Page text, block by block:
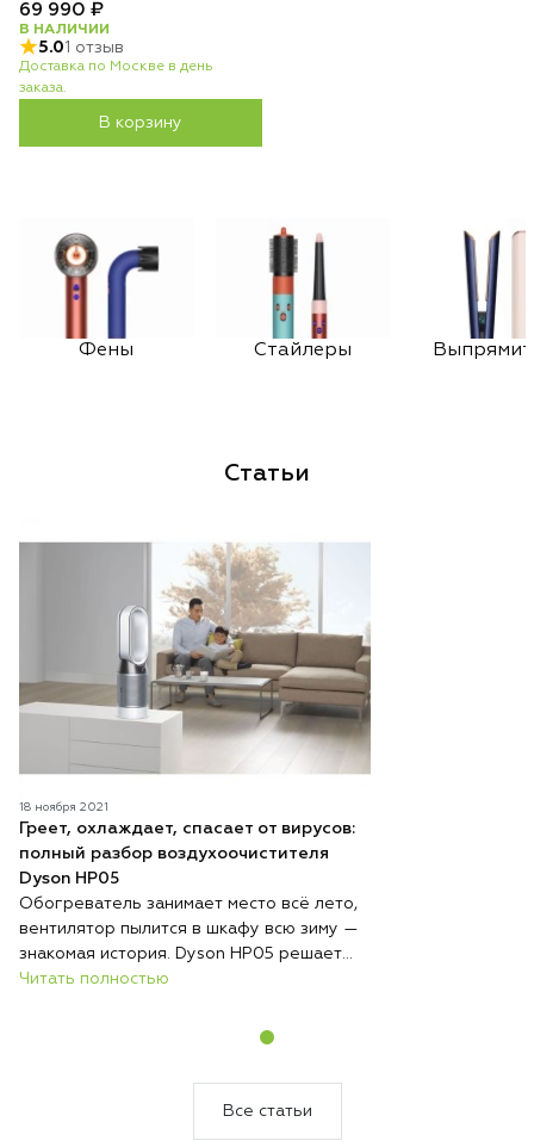
69 990 ₽
В НАЛИЧИИ
5.01 отзыв
Доставка по Москве в день
заказа.
В корзину
Фены Стайлеры
Статьи
18 ноября 2021
Греет, охлаждает, спасает от вирусов:
полный разбор воздухоочистителя
Dyson HP05
Обогреватель занимает место всё лето,
вентилятор пылится в шкафу всю зиму —
знакомая история. Dyson HP05 решает
эту проблему радикально: один
одном месте и выполняет три функции —
перестановки техники, никакого поиска
Читать полностью
Все статьи